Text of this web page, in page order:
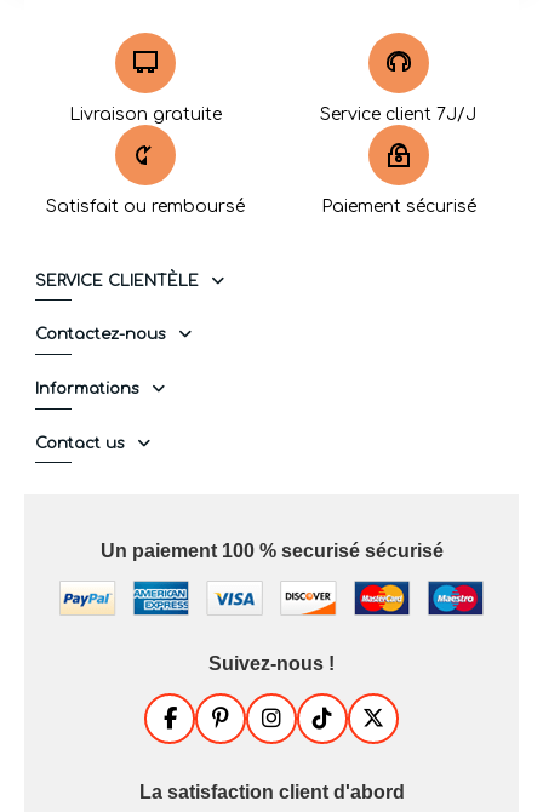
Livraison gratuite Service client 7J/J
Satisfait ou remboursé Paiement sécurisé
SERVICE CLIENTÈLE
Contactez-nous
Informations
Contact us
Un paiement 100 % securisé sécurisé
Suivez-nous !
La satisfaction client d'abord